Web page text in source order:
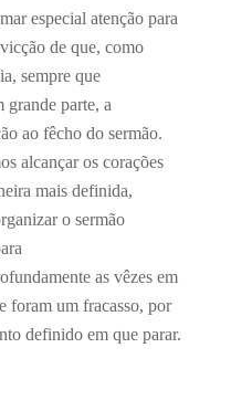
especial atenção para
de que, como
sempre que
grande parte, a
ao fêcho do sermão.
alcançar os corações
mais definida,
o sermão
as vêzes em
foram um fracasso, por
definido em que parar.